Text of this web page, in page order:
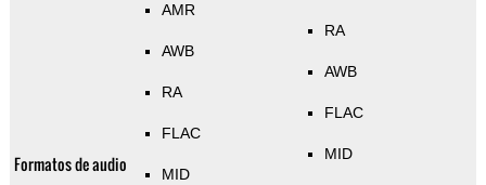
Formatos de audio
AMR
AWB
RA
FLAC
MID
RA
AWB
FLAC
MID